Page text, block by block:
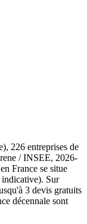
226 entreprises de
/ INSEE, 2026-
France se situe
indicative). Sur
3 devis gratuits
décennale sont